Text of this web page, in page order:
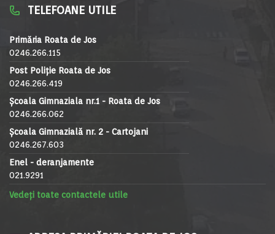
TELEFOANE UTILE
Primăria Roata de Jos
0246.266.115
Post Poliție Roata de Jos
0246.266.419
Școala Gimnaziala nr.1 - Roata de Jos
0246.266.062
Școala Gimnazială nr. 2 - Cartojani
0246.267.603
Enel - deranjamente
021.9291
Vedeți toate contactele utile